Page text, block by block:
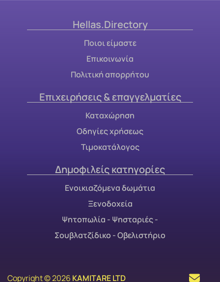
Hellas.Directory
Ποιοι είμαστε
Επικοινωνία
Πολιτική απορρήτου
Επιχειρήσεις & επαγγελματίες
Καταχώρηση
Οδηγίες χρήσεως
Τιμοκατάλογος
Δημοφιλείς κατηγορίες
Ενοικιαζόμενα δωμάτια
Ξενοδοχεία
Ψητοπωλία - Ψησταριές -
Σουβλατζίδικο - Οβελιστήριο
Copyright © 2026 KAMITARE LTD